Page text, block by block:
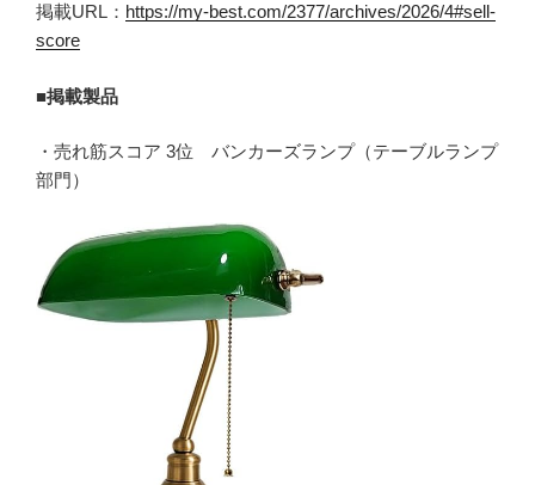
掲載URL： https://my-best.com/2377/archives/2026/4#sell-
score
■掲載製品
・売れ筋スコア 3位 バンカーズランプ（テーブルランプ
部門）